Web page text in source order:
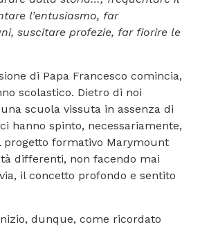
l’entusiasmo, far
suscitare profezie, far fiorire le
di Papa Francesco comincia,
scolastico. Dietro di noi
scuola vissuta in assenza di
hanno spinto, necessariamente,
progetto formativo Marymount
differenti, non facendo mai
il concetto profondo e sentito
dunque, come ricordato